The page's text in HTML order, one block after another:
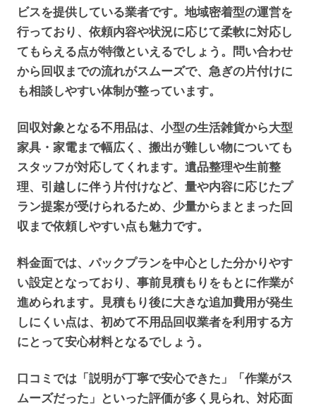
ビスを提供している業者です。地域密着型の運営を
行っており、依頼内容や状況に応じて柔軟に対応し
てもらえる点が特徴といえるでしょう。問い合わせ
から回収までの流れがスムーズで、急ぎの片付けに
も相談しやすい体制が整っています。
回収対象となる不用品は、小型の生活雑貨から大型
家具・家電まで幅広く、搬出が難しい物についても
スタッフが対応してくれます。遺品整理や生前整
理、引越しに伴う片付けなど、量や内容に応じたプ
ラン提案が受けられるため、少量からまとまった回
収まで依頼しやすい点も魅力です。
料金面では、パックプランを中心とした分かりやす
い設定となっており、事前見積もりをもとに作業が
進められます。見積もり後に大きな追加費用が発生
しにくい点は、初めて不用品回収業者を利用する方
にとって安心材料となるでしょう。
口コミでは「説明が丁寧で安心できた」「作業がス
ムーズだった」といった評価が多く見られ、対応面